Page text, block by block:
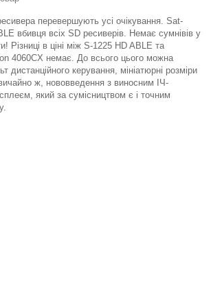
перевершують усі очікування. Sat-
вбивця всіх SD ресиверів. Немає сумнівів у
Різниці в ціні між S-1225 HD ABLE та
4060CX немає. До всього цього можна
дистанційного керування, мініатюрні розміри
ж, нововведення з виносним ІЧ-
який за сумісництвом є і точним